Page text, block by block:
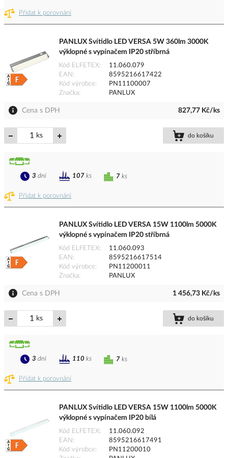
Přidat k porovnání
PANLUX Svítidlo LED VERSA 5W 360lm 3000K
výklopné s vypínačem IP20 stříbrná
Kód ELFETEX
11.060.079
EAN
8595216617422
Kód výrobce
PN11100007
Značka
PANLUX
Cena s DPH 827,77 Kč/ks
ks do košíku
Přidat k porovnání
7 ks
3 dní 107 ks
PANLUX Svítidlo LED VERSA 15W 1100lm 5000K
výklopné s vypínačem IP20 stříbrná
Kód ELFETEX
11.060.093
EAN
8595216617514
Kód výrobce
PN11200011
Značka
PANLUX
Cena s DPH 1 456,73 Kč/ks
ks do košíku
Přidat k porovnání
7 ks
3 dní 110 ks
PANLUX Svítidlo LED VERSA 15W 1100lm 5000K
výklopné s vypínačem IP20 bílá
Kód ELFETEX
11.060.092
EAN
8595216617491
Kód výrobce
PN11200010